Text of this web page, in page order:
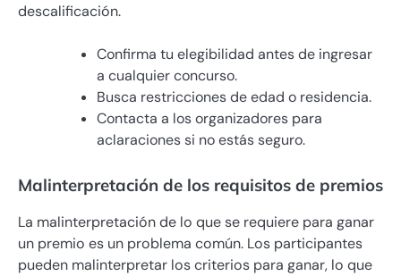
descalificación.
Confirma tu elegibilidad antes de ingresar
a cualquier concurso.
Busca restricciones de edad o residencia.
Contacta a los organizadores para
aclaraciones si no estás seguro.
Malinterpretación de los requisitos de premios
La malinterpretación de lo que se requiere para ganar
un premio es un problema común. Los participantes
pueden malinterpretar los criterios para ganar, lo que